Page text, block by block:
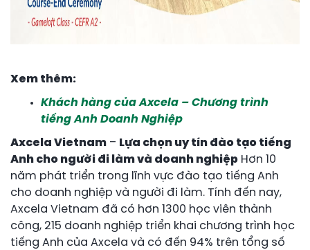
Xem thêm:
Khách hàng của Axcela – Chương trình
tiếng Anh Doanh Nghiệp
Axcela Vietnam – Lựa chọn uy tín đào tạo tiếng
Anh cho người đi làm và doanh nghiệp Hơn 10
năm phát triển trong lĩnh vực đào tạo tiếng Anh
cho doanh nghiệp và người đi làm. Tính đến nay,
Axcela Vietnam đã có hơn 1300 học viên thành
công, 215 doanh nghiệp triển khai chương trình học
tiếng Anh của Axcela và có đến 94% trên tổng số